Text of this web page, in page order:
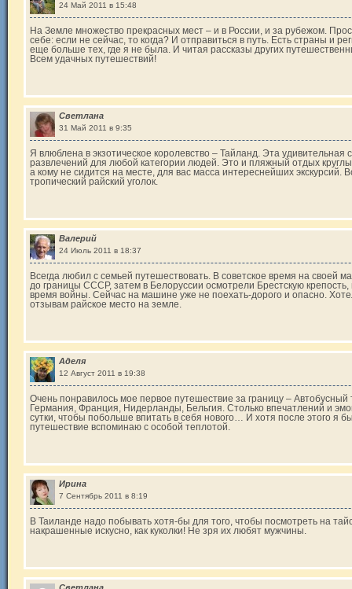
24 Май 2011 в 15:48
На Земле множество прекрасных мест – и в России, и за рубежом.
себе: если не сейчас, то когда? И отправиться в путь. Есть страны и
еще больше тех, где я не была. И читая рассказы других
Всем удачных путешествий!
Светлана
31 Май 2011 в 9:35
Я влюблена в экзотическое королевство – Тайланд. Эта
развлечений для любой категории людей. Это и пляжный отдых
а кому не сидится на месте, для вас масса интереснейших экскурсий.
тропический райский уголок.
Валерий
24 Июль 2011 в 18:37
Всегда любил с семьей путешествовать. В советское время на своей
до границы СССР, затем в Белоруссии осмотрели Брестскую
время войны. Сейчас на машине уже не поехать-дорого и опасно.
отзывам райское место на земле.
Аделя
12 Август 2011 в 19:38
Очень понравилось мое первое путешествие за границу –
Германия, Франция, Нидерланды, Бельгия. Столько впечатлений и
сутки, чтобы побольше впитать в себя нового… И хотя после этого я
путешествие вспоминаю с особой теплотой.
Ирина
7 Сентябрь 2011 в 8:19
В Таиланде надо побывать хотя-бы для того, чтобы посмотреть на
накрашенные искусно, как куколки! Не зря их любят мужчины.